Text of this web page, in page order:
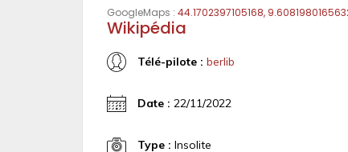
GoogleMaps : 44.1702397105168,
Wikipédia
Télé-pilote : berlib
Date : 22/11/2022
Type : Insolite